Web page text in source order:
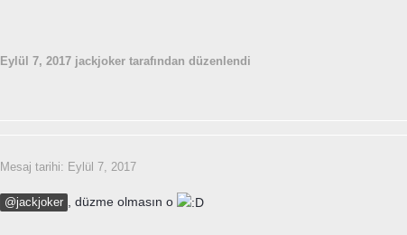
Eylül 7, 2017jackjoker tarafından düzenlendi
Mesaj tarihi: Eylül 7, 2017
@jackjoker , düzme olmasın o